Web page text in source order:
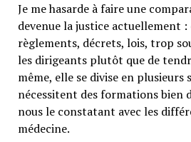
Je me hasarde à faire une
devenue la justice actuellement :
règlements, décrets, lois, trop
les dirigeants plutôt que de
même, elle se divise en plusieurs
nécessitent des formations bien
nous le constatant avec les
médecine.